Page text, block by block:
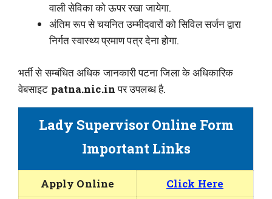
वाली सेविका को ऊपर रखा जायेगा.
अंतिम रूप से चयनित उम्मीदवारों को सिविल सर्जन द्वारा
निर्गत स्वास्थ्य प्रमाण पत्र देना होगा.
भर्ती से सम्बंधित अधिक जानकारी पटना जिला के अधिकारिक
वेबसाइट patna.nic.inपर उपलब्ध है.
Lady Supervisor Online Form
Important Links
Apply Online
Click Here